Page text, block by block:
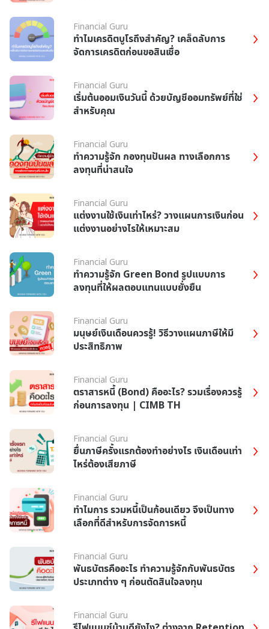
Financial Guru
ทำไมเครดิตบูโรถึงสำคัญ? เคล็ดลับการ
จัดการเครดิตก่อนขอสินเชื่อ
Financial Guru
เริ่มต้นออมเงินวันนี้ ด้วยบัญชีออมทรัพย์ที่ใช่
สำหรับคุณ
Financial Guru
ทำความรู้จัก กองทุนปันผล ทางเลือกการ
ลงทุนที่น่าสนใจ
Financial Guru
แต่งงานใช้เงินเท่าไหร่? วางแผนการเงินก่อน
แต่งงานอย่างไรให้เหมาะสม
Financial Guru
ทำความรู้จัก Green Bond รูปแบบการ
ลงทุนที่ให้ผลตอบแทนแบบยั่งยืน
Financial Guru
มนุษย์เงินเดือนควรรู้! วิธีวางแผนภาษีให้มี
ประสิทธิภาพ
Financial Guru
ตราสารหนี้ (Bond) คืออะไร? รวมเรื่องควรรู้
ก่อนการลงทุน | CIMB TH
Financial Guru
ยื่นภาษีครั้งแรกต้องทำอย่างไร เงินเดือนเท่า
ไหร่ต้องเสียภาษี
Financial Guru
ทำไมการ รวมหนี้เป็นก้อนเดียว จึงเป็นทาง
เลือกที่ดีสำหรับการจัดการหนี้
Financial Guru
พันธบัตรคืออะไร ทำความรู้จักกับพันธบัตร
ประเภทต่าง ๆ ก่อนตัดสินใจลงทุน
Financial Guru